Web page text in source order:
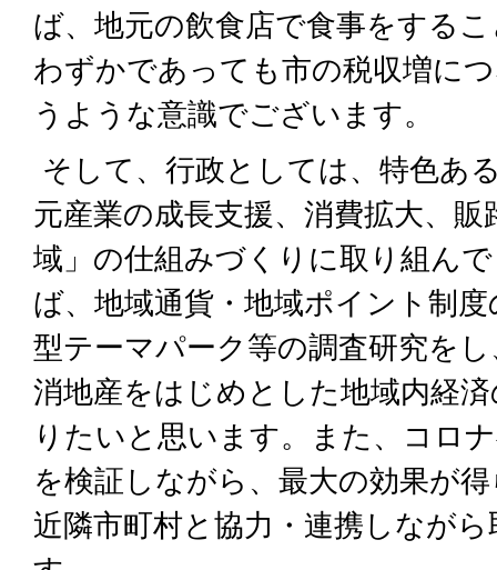
ば、地元の飲食店で食事をする
わずかであっても市の税収増に
うような意識でございます。
そして、行政としては、特色あ
元産業の成長支援、消費拡大、
域」の仕組みづくりに取り組ん
ば、地域通貨・地域ポイント制
型テーマパーク等の調査研究を
消地産をはじめとした地域内経
りたいと思います。また、コロ
を検証しながら、最大の効果が
近隣市町村と協力・連携しなが